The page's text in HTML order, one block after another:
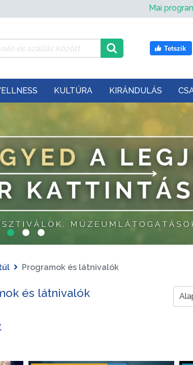
Mai
Tetszik
KULTÚRA KIRÁNDULÁS
Programok és látnivalók
és látnivalók